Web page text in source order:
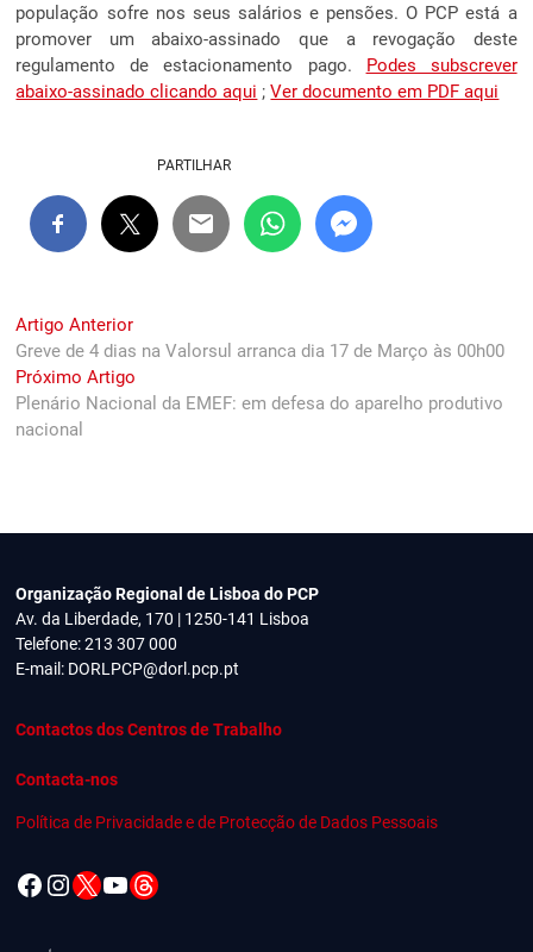
população sofre nos seus salários e pensões. O PCP está a
promover um abaixo-assinado que a revogação deste
regulamento de estacionamento pago. Podes subscrever
abaixo-assinado clicando aqui ;Ver documento em PDF aqui
PARTILHAR
Navegação
de
artigos
Artigo AnteriorPrevious
post:
Greve de 4 dias na Valorsul arranca dia 17 de Março às 00h00
Próximo Artigo
post:
Plenário Nacional da EMEF: em defesa do aparelho produtivo
nacional
Organização Regional de Lisboa do PCP
Av. da Liberdade, 170 | 1250-141 Lisboa
Telefone: 213 307 000
E-mail: DORLPCP@dorl.pcp.pt
Contactos dos Centros de Trabalho
Contacta-nos
Política de Privacidade e de Protecção de Dados Pessoais
Facebook
Instagram
X YouTube
Threads